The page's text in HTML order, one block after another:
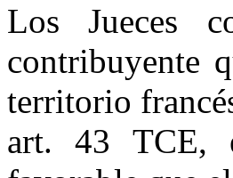
Los Jueces
contribuyente
territorio
art. 43 TCE,